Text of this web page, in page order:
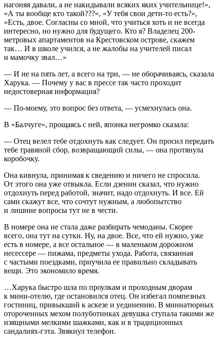
нагоняя давали, а не накидывали всяких яких учительнице!»,
«А ты вообще кто такой???», «У тебя свои дети-то есть?»,
«Есть, двое. Согласны со мной, что учиться хоть и не всегда
интересно, но нужно для будущего. Кто я? Владелец 200-
метровых апартаментов на Крестовском острове, скажем
так… И в школе учился, а не жалобы на учителей писал
и мамочку звал…»
— И не на пять лет, а всего на три, — не оборачиваясь, сказала
Харука. — Почему у вас в прессе так часто проходит
недостоверная информация?
— По-моему, это вопрос без ответа, — усмехнулась она.
В «Балчуге», прощаясь с ней, японка негромко сказала:
— Отец велел тебе отдохнуть как следует. Он просил передать
тебе травяной сбор, возвращающий силы, — она протянула
коробочку.
Она кивнула, принимая к сведению и ничего не спросила.
От этого она уже отвыкла. Если дзенин сказал, что нужно
отдохнуть перед работой, значит, надо отдохнуть. И все. Ей
сами скажут все, что сочтут нужным, а любопытство
и лишние вопросы тут не в чести.
В номере она не стала даже разбирать чемоданы. Скорее
всего, она тут на сутки. Ну, на двое. Все, что ей нужно, уже
есть в номере, а все остальное — в маленьком дорожном
несессере — пижама, предметы ухода. Работа, связанная
с частыми поездками, приучила ее правильно складывать
вещи. Это экономило время.
…Харука быстро шла по проулкам и проходным дворам
к мини-отелю, где остановился отец. Он избегал помпезных
гостиниц, привыкший к аскезе и уединению. В миниатюрных
отороченных мехом полуботинках девушка ступала такими же
изящными мелкими шажками, как и в традиционных
сандалиях-гэта. Звякнул телефон.